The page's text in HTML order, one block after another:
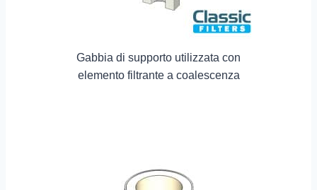
Gabbia di supporto utilizzata con
elemento filtrante a coalescenza